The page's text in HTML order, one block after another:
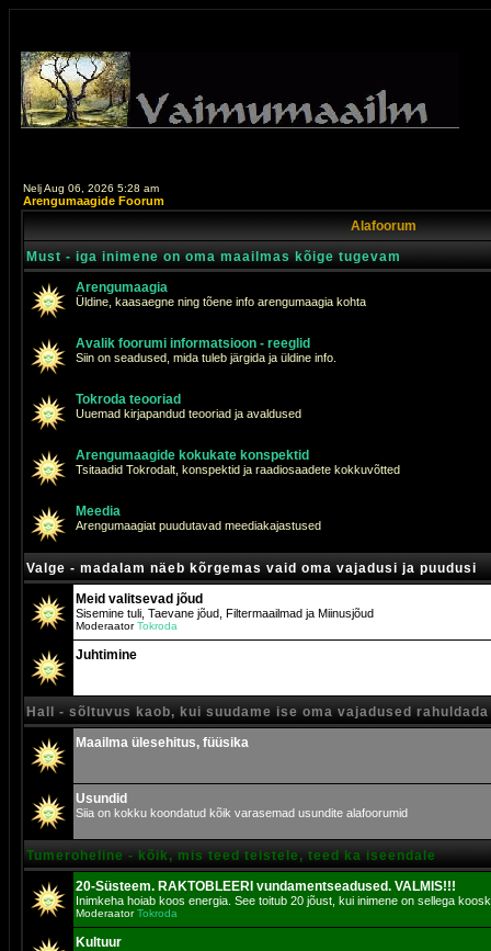
Nelj Aug 06, 2026 5:28 am
Arengumaagide Foorum
Alafoorum
Must - iga inimene on oma maailmas kõige tugevam
Arengumaagia
Üldine, kaasaegne ning tõene info arengumaagia kohta
Avalik foorumi informatsioon - reeglid
Siin on seadused, mida tuleb järgida ja üldine info.
Tokroda teooriad
Uuemad kirjapandud teooriad ja avaldused
Arengumaagide kokukate konspektid
Tsitaadid Tokrodalt, konspektid ja raadiosaadete kokkuvõtted
Meedia
Arengumaagiat puudutavad meediakajastused
Valge - madalam näeb kõrgemas vaid oma vajadusi ja puudusi
Meid valitsevad jõud
Sisemine tuli, Taevane jõud, Filtermaailmad ja Miinusjõud
ModeraatorTokroda
Juhtimine
Hall - sõltuvus kaob, kui suudame ise oma vajadused rahuldada
Maailma ülesehitus, füüsika
Usundid
Siia on kokku koondatud kõik varasemad usundite alafoorumid
Tumeroheline - kõik, mis teed teistele, teed ka iseendale
20-Süsteem. RAKTOBLEERI vundamentseadused. VALMIS!!!
Inimkeha hoiab koos energia. See toitub 20 jõust, kui inimene on sellega
ModeraatorTokroda
Kultuur